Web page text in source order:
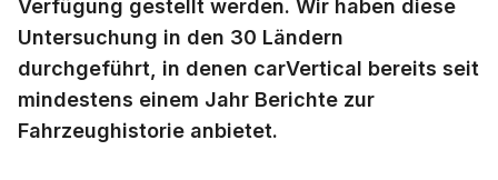
Verfügung gestellt werden. Wir haben diese
Untersuchung in den 30 Ländern
durchgeführt, in denen carVertical bereits seit
mindestens einem Jahr Berichte zur
Fahrzeughistorie anbietet.